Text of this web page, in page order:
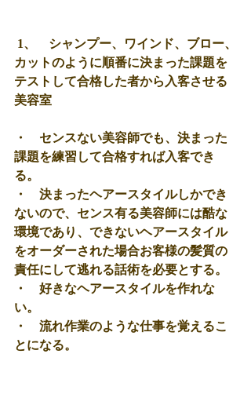
カットのように順番に決まった課題を
テストして合格した者から入客させる
美容室
・　センスない美容師でも、決まった
課題を練習して合格すれば入客でき
る。
・　決まったヘアースタイルしかでき
ないので、センス有る美容師には酷な
環境であり、できないヘアースタイル
をオーダーされた場合お客様の髪質の
責任にして逃れる話術を必要とする。
・　好きなヘアースタイルを作れな
い。
・　流れ作業のような仕事を覚えるこ
とになる。